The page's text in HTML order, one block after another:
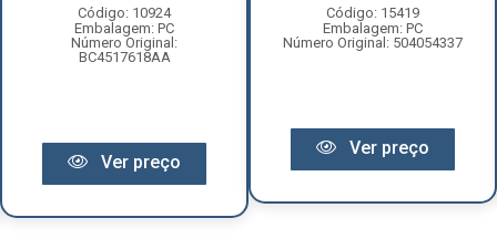
Código: 10924
Embalagem: PC
Número Original:
BC4517618AA
Ver preço
Código: 15419
Embalagem: PC
Número Original: 504054337
Ver preço